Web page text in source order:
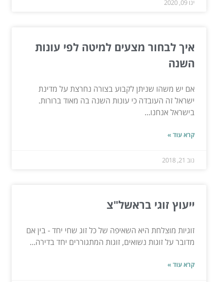
ינו 09, 2020
איך לבחור מצעים למיטה לפי עונות
השנה
אם יש משהו שניתן לקבוע בצורה נחרצת על מדינת
ישראל זה העובדה כי עונות השנה בה מאוד ברורות.
בישראל אנחנו...
קרא עוד »
נוב 21, 2018
ייעוץ זוגי בראשל"צ
זוגיות מוצלחת היא השאיפה של כל זוג שחי יחד - בין אם
מדובר על זוגות נשואים, זוגות המתגוררים יחד בדירה...
קרא עוד »